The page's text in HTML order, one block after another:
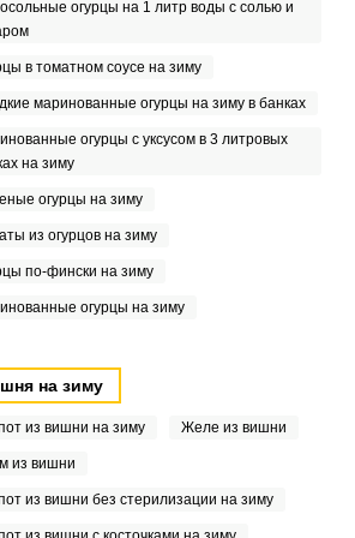
огурцы на 1 литр воды с солью и
в томатном соусе на зиму
маринованные огурцы на зиму в банках
огурцы с уксусом в 3 литровых
на зиму
огурцы на зиму
из огурцов на зиму
по-фински на зиму
огурцы на зиму
на зиму
из вишни на зиму Желе из вишни
из вишни
из вишни без стерилизации на зиму